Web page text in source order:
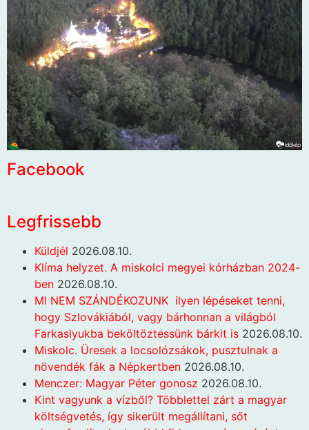
Facebook
Legfrissebb
Küldjél 2026.08.10.
Klíma helyzet. A miskolci megyei kórházban 2024-
ben 2026.08.10.
MI NEM SZÁNDÉKOZUNK ilyen lépéseket tenni,
hogy Szlovákiából, vagy bárhonnan a világból
Farkaslyukba beköltöztessünk bárkit is 2026.08.10.
Miskolc. Üresek a locsolózsákok, pusztulnak a
növendék fák a Népkertben 2026.08.10.
Menczer: Magyar Péter gonosz 2026.08.10.
Kint vagyunk a vízből? Többlettel zárt a magyar
költségvetés, így sikerült megállítani, sőt